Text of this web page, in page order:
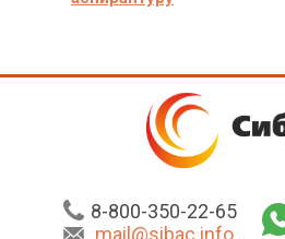
8-800-350-22-65
mail@sibac.info